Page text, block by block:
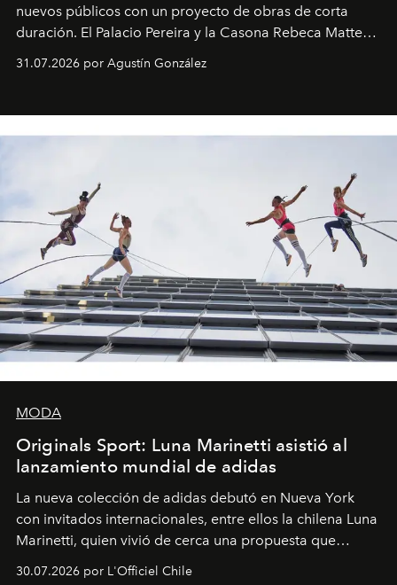
nuevos públicos con un proyecto de obras de corta
duración. El Palacio Pereira y la Casona Rebeca Matte
son algunos de los lugares que han albergado estas
miniobras. Sus puestas en escena son limpias; ponen el
31.07.2026 por Agustín González
MODA
Originals Sport: Luna Marinetti asistió al
lanzamiento mundial de adidas
La nueva colección de adidas debutó en Nueva York
con invitados internacionales, entre ellos la chilena Luna
Marinetti, quien vivió de cerca una propuesta que
fusiona moda y rendimiento.
30.07.2026 por L'Officiel Chile